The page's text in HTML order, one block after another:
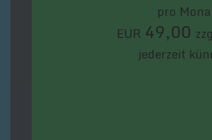
pro
EUR 49,00
jederzeit